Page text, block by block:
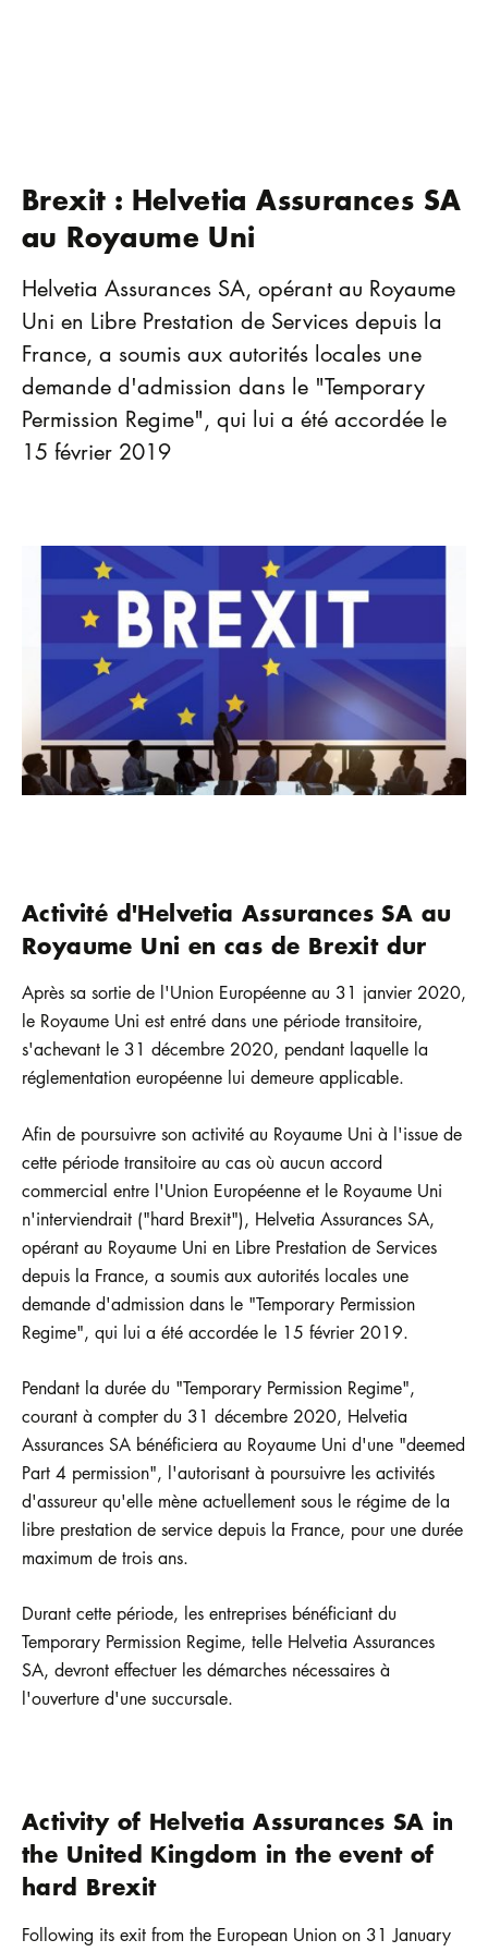
Brexit : Helvetia Assurances SA
au Royaume Uni
Helvetia Assurances SA, opérant au Royaume
Uni en Libre Prestation de Services depuis la
France, a soumis aux autorités locales une
demande d'admission dans le "Temporary
Permission Regime", qui lui a été accordée le
15 février 2019
Activité d'Helvetia Assurances SA au
Royaume Uni en cas de Brexit dur
Après sa sortie de l'Union Européenne au 31 janvier 2020,
le Royaume Uni est entré dans une période transitoire,
s'achevant le 31 décembre 2020, pendant laquelle la
réglementation européenne lui demeure applicable.
Afin de poursuivre son activité au Royaume Uni à l'issue de
cette période transitoire au cas où aucun accord
commercial entre l'Union Européenne et le Royaume Uni
n'interviendrait ("hard Brexit"), Helvetia Assurances SA,
opérant au Royaume Uni en Libre Prestation de Services
depuis la France, a soumis aux autorités locales une
demande d'admission dans le "Temporary Permission
Regime", qui lui a été accordée le 15 février 2019.
Pendant la durée du "Temporary Permission Regime",
courant à compter du 31 décembre 2020, Helvetia
Assurances SA bénéficiera au Royaume Uni d'une "deemed
Part 4 permission", l'autorisant à poursuivre les activités
d'assureur qu'elle mène actuellement sous le régime de la
libre prestation de service depuis la France, pour une durée
maximum de trois ans.
Durant cette période, les entreprises bénéficiant du
Temporary Permission Regime, telle Helvetia Assurances
SA, devront effectuer les démarches nécessaires à
l'ouverture d'une succursale.
Activity of Helvetia Assurances SA in
the United Kingdom in the event of
hard Brexit
Following its exit from the European Union on 31 January